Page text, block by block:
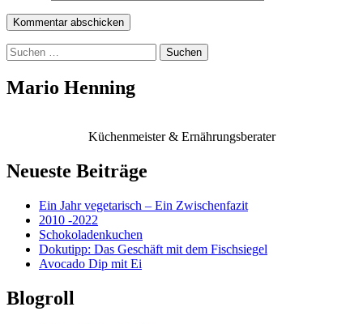
Suchen
nach:
Mario Henning
Küchenmeister & Ernährungsberater
Neueste Beiträge
Ein Jahr vegetarisch – Ein Zwischenfazit
2010 -2022
Schokoladenkuchen
Dokutipp: Das Geschäft mit dem Fischsiegel
Avocado Dip mit Ei
Blogroll